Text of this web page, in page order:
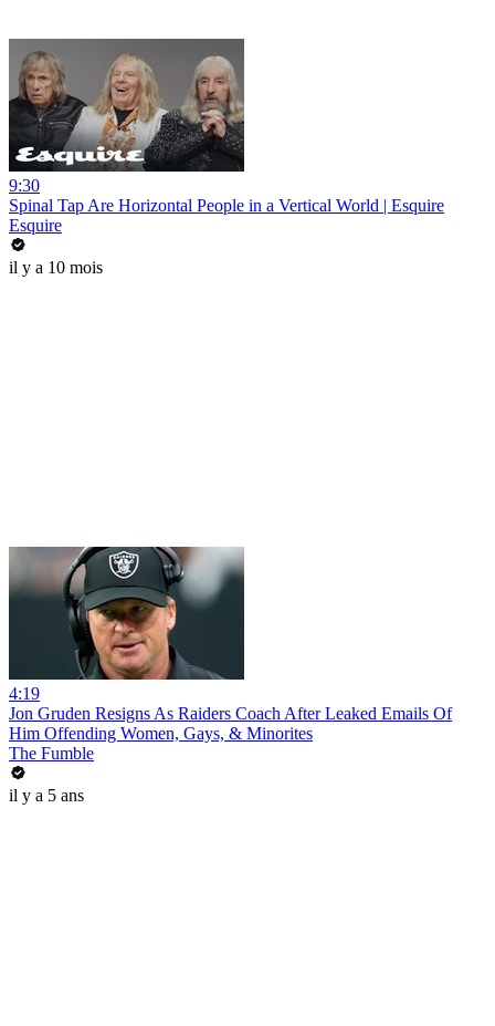
9:30
Spinal Tap Are Horizontal People in a Vertical World | Esquire
Esquire
il y a 10 mois
4:19
Jon Gruden Resigns As Raiders Coach After Leaked Emails Of
Him Offending Women, Gays, & Minorites
The Fumble
il y a 5 ans